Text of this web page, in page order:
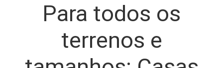
Para todos os
terrenos e